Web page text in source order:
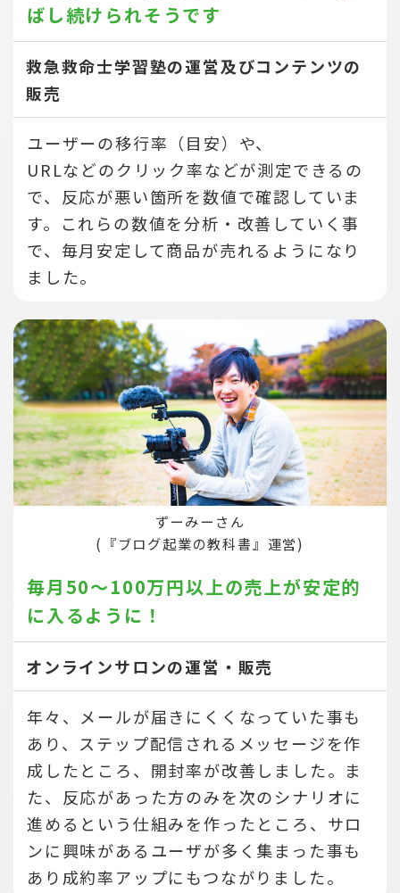
ばし続けられそうです
救急救命士学習塾の運営及びコンテンツの
販売
ユーザーの移行率（目安）や、
URLなどのクリック率などが測定できるの
で、反応が悪い箇所を数値で確認していま
す。
これらの数値を分析・改善していく事
で、毎月安定して商品が売れるようになり
ました。
ずーみーさん
(『ブログ起業の教科書』運営)
毎月50～100万円以上の売上が安定的
に入るように！
オンラインサロンの運営・販売
年々、メールが届きにくくなっていた事も
あり、ステップ配信されるメッセージを作
成したところ、開封率が改善しました。ま
た、反応があった方のみを次のシナリオに
進めるという仕組みを作ったところ、サロ
ンに興味があるユーザが多く集まった事も
あり成約率アップにもつながりました。